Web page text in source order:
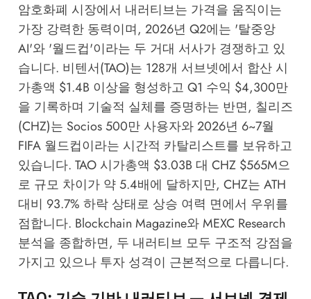
암호화폐 시장에서 내러티브는 가격을 움직이는
가장 강력한 동력이며, 2026년 Q2에는 '탈중앙
AI'와 '월드컵'이라는 두 거대 서사가 경쟁하고 있
습니다. 비텐서(TAO)는 128개 서브넷에서 합산 시
가총액 $1.4B 이상을 형성하고 Q1 수익 $4,300만
을 기록하며 기술적 실체를 증명하는 반면, 칠리즈
(CHZ)는 Socios 500만 사용자와 2026년 6~7월
FIFA 월드컵이라는 시간적 카탈리스트를 보유하고
있습니다. TAO 시가총액 $3.03B 대 CHZ $565M으
로 규모 차이가 약 5.4배에 달하지만, CHZ는 ATH
대비 93.7% 하락 상태로 상승 여력 면에서 우위를
점합니다. Blockchain Magazine와MEXC Research
분석을 종합하면, 두 내러티브 모두 구조적 강점을
가지고 있으나 투자 성격이 근본적으로 다릅니다.